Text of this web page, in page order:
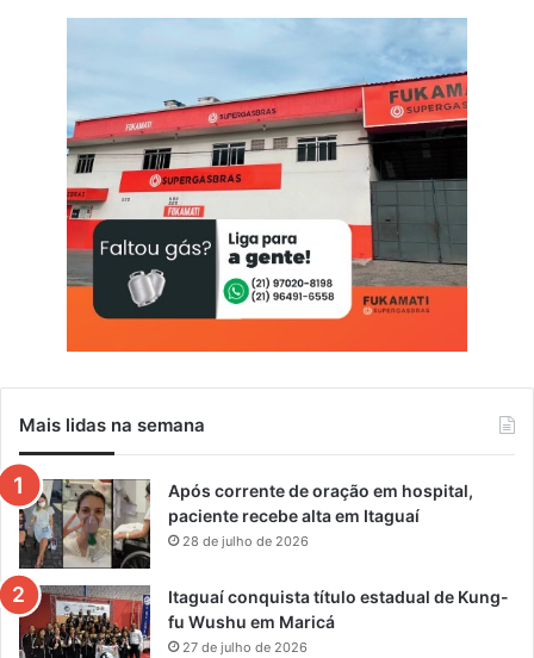
Mais lidas na semana
Após corrente de oração em hospital,
paciente recebe alta em Itaguaí
28 de julho de 2026
Itaguaí conquista título estadual de Kung-
fu Wushu em Maricá
27 de julho de 2026